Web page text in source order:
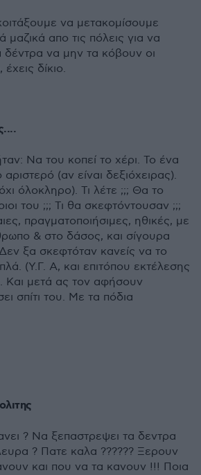
να μετακομίσουμε
μαζικά απο τις πόλεις για να
δέντρα να μην τα κόβουν οι
δίκιο.
Να του κοπεί το χέρι. Το ένα
(αν είναι δεξιόχειρας).
όλοκληρο). Τι λέτε ;;; Θα το
του ;;; Τι θα σκεφτόντουσαν ;;;
πραγματοποιήσιμες, ηθικές, με
& στο δάσος, και σίγουρα
ξα σκεφτόταν κανείς να το
(Υ.Γ. Α, και επιτόπου εκτέλεσης
Και μετά ας τον αφήσουν
σπίτι του. Με τα πόδια
? Να ξεπαστρεψει τα δεντρα
? Πατε καλα ?????? Ξερουν
και που να τα κανουν !!! Ποια